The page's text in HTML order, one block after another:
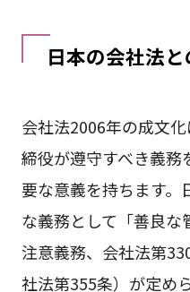
日本の会社法
会社法2006年の成文
締役が遵守すべき義務
要な意義を持ちます。
な義務として「善良
注意義務、会社法第
社法第355条）が定め